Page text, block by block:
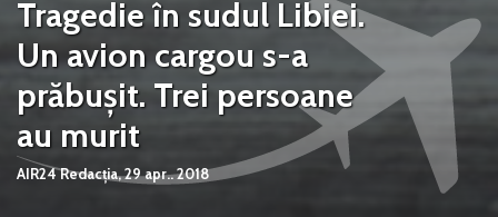
Tragedie în sudul Libiei.
Un avion cargou s-a
prăbuşit. Trei persoane
au murit
AIR24 Redacția,29 apr.. 2018